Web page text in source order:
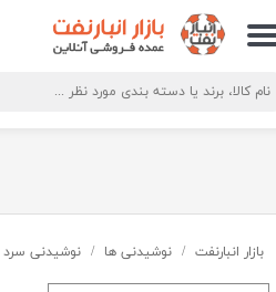
حساب کاربری من
تغییر گذر واژه
بازار انبارنفت نوشیدنی ها نوشیدنی سرد